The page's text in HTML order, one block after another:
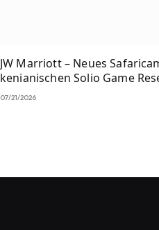
JW Marriott – Neues
kenianischen Solio Game
07/21/2026